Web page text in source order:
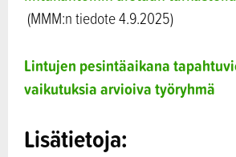
(MMM:n tiedote 4.9.2025)
Lintujen pesintäaikana
vaikutuksia arvioiva työryhmä
Lisätietoja: